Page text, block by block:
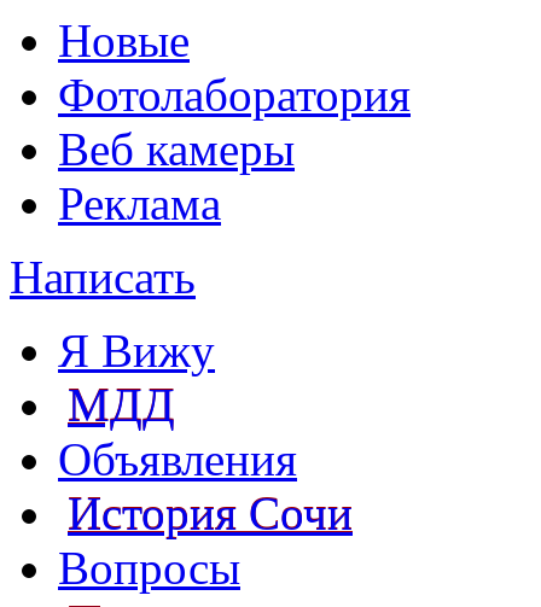
Новые
Фотолаборатория
Веб камеры
Реклама
Написать
Я Вижу
МДД
Объявления
История Сочи
Вопросы